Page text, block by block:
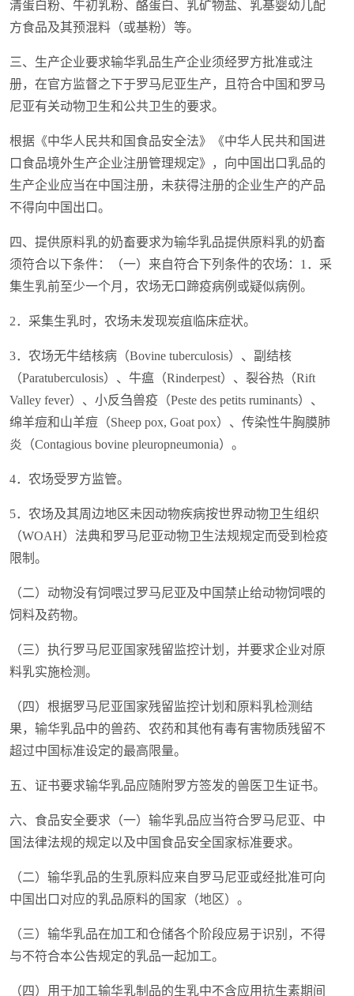
清蛋白粉、牛初乳粉、酪蛋白、乳矿物盐、乳基婴幼儿配
方食品及其预混料（或基粉）等。
三、生产企业要求输华乳品生产企业须经罗方批准或注
册，在官方监督之下于罗马尼亚生产，且符合中国和罗马
尼亚有关动物卫生和公共卫生的要求。
根据《中华人民共和国食品安全法》《中华人民共和国进
口食品境外生产企业注册管理规定》，向中国出口乳品的
生产企业应当在中国注册，未获得注册的企业生产的产品
不得向中国出口。
四、提供原料乳的奶畜要求为输华乳品提供原料乳的奶畜
须符合以下条件：（一）来自符合下列条件的农场：1．采
集生乳前至少一个月，农场无口蹄疫病例或疑似病例。
2．采集生乳时，农场未发现炭疽临床症状。
3．农场无牛结核病（Bovine tuberculosis）、副结核
（Paratuberculosis）、牛瘟（Rinderpest）、裂谷热（Rift
Valley fever）、小反刍兽疫（Peste des petits ruminants）、
绵羊痘和山羊痘（Sheep pox, Goat pox）、传染性牛胸膜肺
炎（Contagious bovine pleuropneumonia）。
4．农场受罗方监管。
5．农场及其周边地区未因动物疾病按世界动物卫生组织
（WOAH）法典和罗马尼亚动物卫生法规规定而受到检疫
限制。
（二）动物没有饲喂过罗马尼亚及中国禁止给动物饲喂的
饲料及药物。
（三）执行罗马尼亚国家残留监控计划，并要求企业对原
料乳实施检测。
（四）根据罗马尼亚国家残留监控计划和原料乳检测结
果，输华乳品中的兽药、农药和其他有毒有害物质残留不
超过中国标准设定的最高限量。
五、证书要求输华乳品应随附罗方签发的兽医卫生证书。
六、食品安全要求（一）输华乳品应当符合罗马尼亚、中
国法律法规的规定以及中国食品安全国家标准要求。
（二）输华乳品的生乳原料应来自罗马尼亚或经批准可向
中国出口对应的乳品原料的国家（地区）。
（三）输华乳品在加工和仓储各个阶段应易于识别，不得
与不符合本公告规定的乳品一起加工。
（四）用于加工输华乳制品的生乳中不含应用抗生素期间